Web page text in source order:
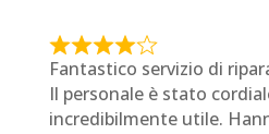
R
a
t
Fantastico servizio di
Il personale è stato
incredibilmente utile.